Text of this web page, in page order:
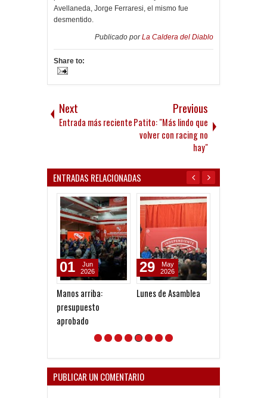
Avellaneda, Jorge Ferraresi, el mismo fue
desmentido.
Publicado porLa Caldera del Diablo
Share to:
Next
Entrada más reciente
Previous
Patito: "Más lindo que
volver con racing no
hay"
ENTRADAS RELACIONADAS
Manos arriba:
presupuesto
aprobado
01
Jun
2026
Lunes de Asamblea
29
May
2026
PUBLICAR UN COMENTARIO